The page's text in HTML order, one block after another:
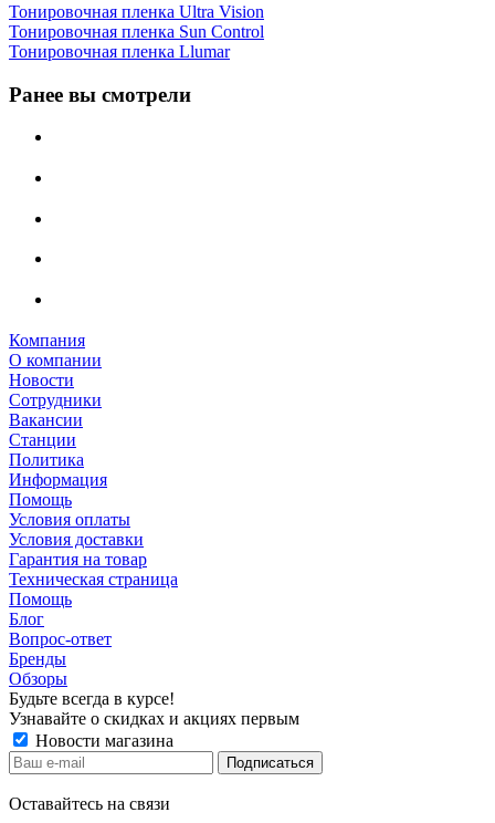
Тонировочная пленка Ultra Vision
Тонировочная пленка Sun Control
Тонировочная пленка Llumar
Ранее вы смотрели
Компания
О компании
Новости
Сотрудники
Вакансии
Станции
Политика
Информация
Помощь
Условия оплаты
Условия доставки
Гарантия на товар
Техническая страница
Помощь
Блог
Вопрос-ответ
Бренды
Обзоры
Будьте всегда в курсе!
Узнавайте о скидках и акциях первым
Новости магазина
Оставайтесь на связи